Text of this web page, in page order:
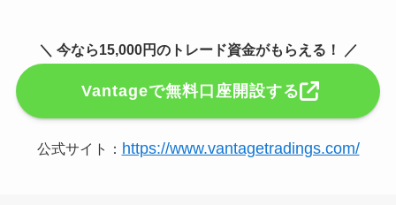
＼ 今なら15,000円のトレード資金がもらえる！ ／
Vantageで無料口座開設する
公式サイト： https://www.vantagetradings.com/